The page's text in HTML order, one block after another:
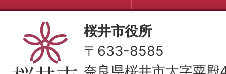
桜井市役所
〒633-8585